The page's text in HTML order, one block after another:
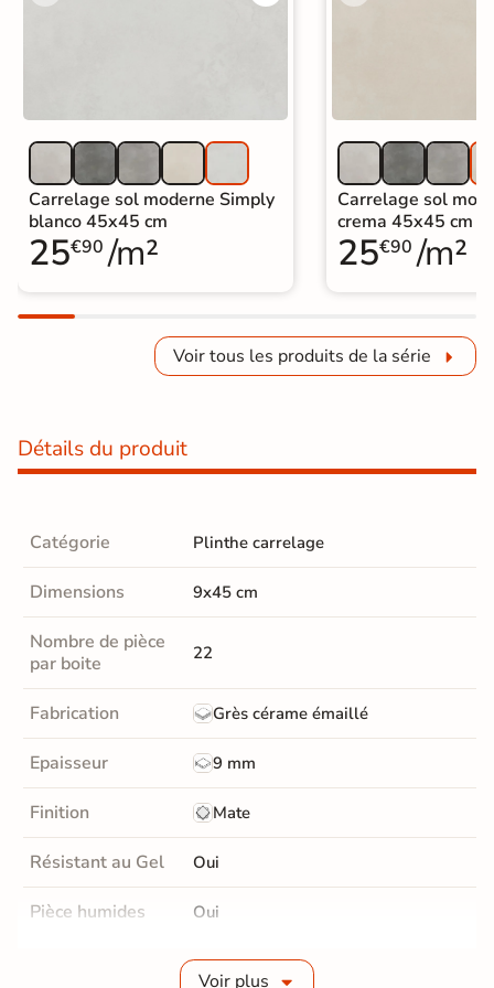
Carrelage sol moderne Simply
blanco 45x45 cm
25€90 /m²
Carrelage sol
crema 45x45 cm
25€90 /m²
Voir tous les produits de la série
Détails du produit
Catégorie Plinthe carrelage
Dimensions 9x45 cm
Nombre de pièce
par boite
22
Fabrication Grès cérame émaillé
Epaisseur 9 mm
Finition Mate
Résistant au Gel Oui
Pièce humides Oui
Boite
Voir plus